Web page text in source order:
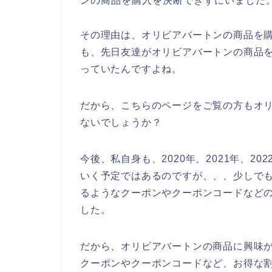
その理由は、オリビアバートンの商品を
も、先日友達がオリビアバートンの商品
っていたんですよね。
だから、こちらのページをご覧の方もオ
ないでしょうか？
今後、私自身も、2020年、2021年、
いく予定ではあるのですが、、、少しで
るようなクーポンやクーポンコードなど
した。
だから、オリビアバートンの商品に興味
クーポンやクーポンコードなど、お得な